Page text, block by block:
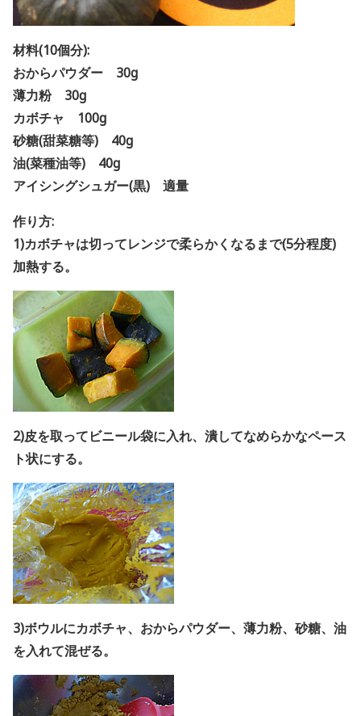
材料(10個分):
おからパウダー 30g
薄力粉 30g
カボチャ 100g
砂糖(甜菜糖等) 40g
油(菜種油等) 40g
アイシングシュガー(黒) 適量
作り方:
1)カボチャは切ってレンジで柔らかくなるまで(5分程度)
加熱する。
2)皮を取ってビニール袋に入れ、潰してなめらかなペース
ト状にする。
3)ボウルにカボチャ、おからパウダー、薄力粉、砂糖、油
を入れて混ぜる。